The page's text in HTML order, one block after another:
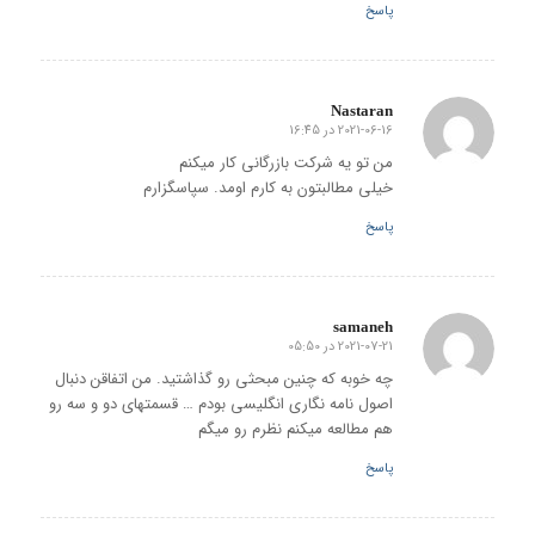
پاسخ
Nastaran
گفته:
2021-06-16 در 16:45
من تو یه شرکت بازرگانی کار میکنم
خیلی مطالبتون به کارم اومد. سپاسگزارم
پاسخ
samaneh
گفته:
2021-07-21 در 05:50
چه خوبه که چنین مبحثی رو گذاشتید. من اتفاقن دنبال
اصول نامه نگاری انگلیسی بودم … قسمتهای دو و سه رو
هم مطالعه میکنم نظرم رو میگم
پاسخ